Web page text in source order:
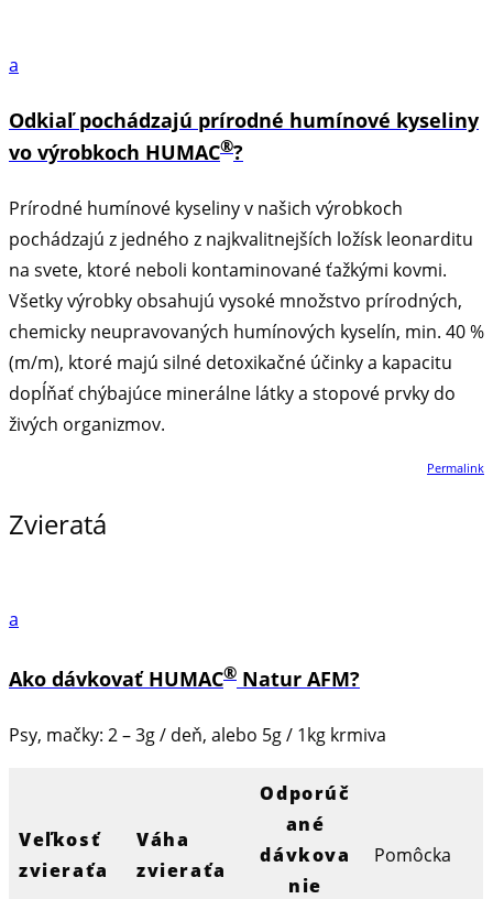
a
Odkiaľ pochádzajú prírodné humínové kyseliny
vo výrobkoch HUMAC®?
Prírodné humínové kyseliny v našich výrobkoch
pochádzajú z jedného z najkvalitnejších ložísk leonarditu
na svete, ktoré neboli kontaminované ťažkými kovmi.
Všetky výrobky obsahujú vysoké množstvo prírodných,
chemicky neupravovaných humínových kyselín, min. 40 %
(m/m), ktoré majú silné detoxikačné účinky a kapacitu
dopĺňať chýbajúce minerálne látky a stopové prvky do
živých organizmov.
Permalink
Zvieratá
a
Ako dávkovať HUMAC® Natur AFM?
Psy, mačky: 2 – 3g / deň, alebo 5g / 1kg krmiva
Veľkosť
zvieraťa
Váha
zvieraťa
Odporúč
ané
dávkova
nie
Pomôcka